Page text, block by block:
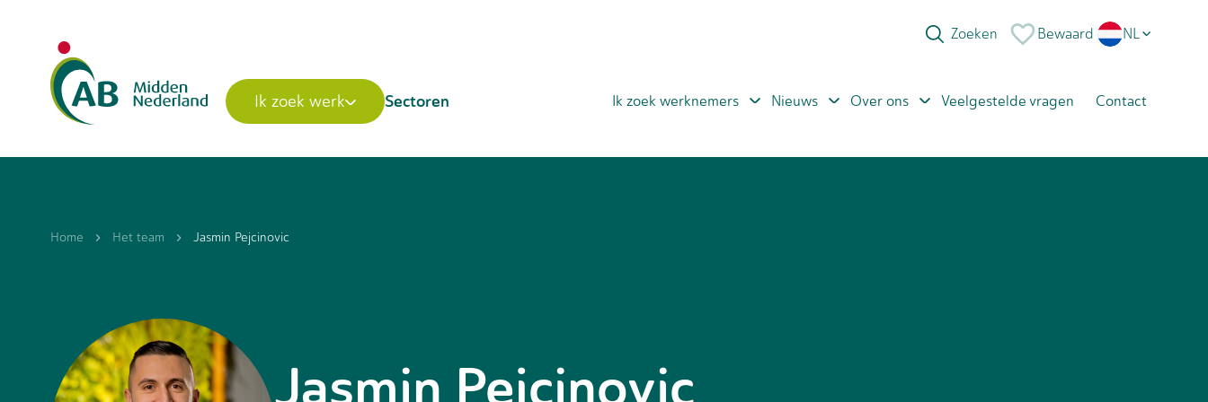
Bewaard NL
PL
Ik zoek werk Sectoren Ik zoek werknemers Nieuws Over ons Veelgestelde vragen Contact
Home Het team Jasmin Pejcinovic
Jasmin Pejcinovic